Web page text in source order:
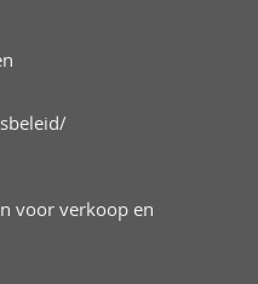
voor verkoop en